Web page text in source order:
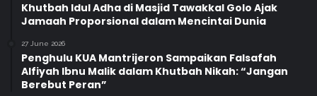
Khutbah Idul Adha di Masjid Tawakkal Golo Ajak
Jamaah Proporsional dalam Mencintai Dunia
27 June 2026
Penghulu KUA Mantrijeron Sampaikan Falsafah
Alfiyah Ibnu Malik dalam Khutbah Nikah: “Jangan
Berebut Peran”